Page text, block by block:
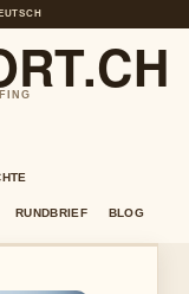
RUNDBRIEF BLOG